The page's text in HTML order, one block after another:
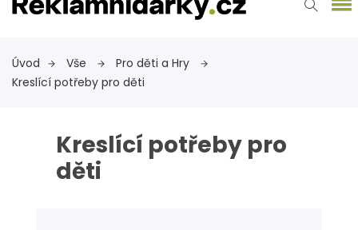
Úvod Vše
Pro děti a Hry
Kreslící potřeby pro děti
Kreslící potřeby pro
děti